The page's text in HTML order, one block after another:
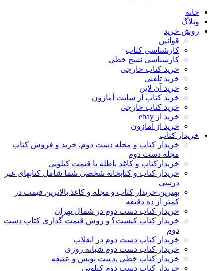
خانه
وبلاگ
روش خرید
قوانین
کارشناسی کتاب
کارشناسی نسخ خطی
خرید کتاب خارجی
خرید تلفنی
خرید آن لاین
خرید کتاب از سایت آمازون
خرید کتاب خارجی
خرید از ebay
خرید از آمازون
خریدار کتاب
خریدار کتاب و مجله دست دوم, خرید و فروش کتاب
مجله دست دوم
خریدارکتاب و کاغذ باطله با قیمت کیلویی
خریدار کتاب و کتابخانه شخصی شما شامل کتابهای غیر
درسی
بهترین خریدار کتاب و مجله و کاغذ بالاترین قیمت در
کمتر از ده دقیقه
خریدار کتاب دست دوم در شمال تهران
خریدار کتاب کیست؟ و روش قیمت گذاری کتاب دست
دوم
خریدار کتاب دست دوم در انقلاب
خریدار کتاب دست دوم شبانه روزی
خریدار کتاب خطی ,دست نویس و عتیقه
خریدار کتاب دست دوم کیلویی